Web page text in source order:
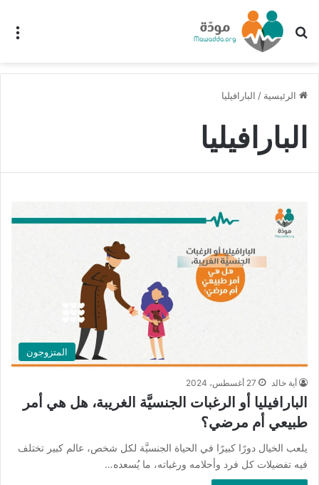
بحث عن
الرئيسية / البارافيليا
البارافيليا
المتزوجون
أية خالد 27 أغسطس، 2024
البارافيليا أو الرغبات الجنسيَّة الغريبة، هل هي أمر
طبيعي أم مرضي؟
يلعب الخيال دورًا كبيرًا في الحياة الجنسيَّة لكل شخص، عالم كبير تختلف
فيه تفضيلات كل فرد وأحلامه ورغباته، ما يُسعده…